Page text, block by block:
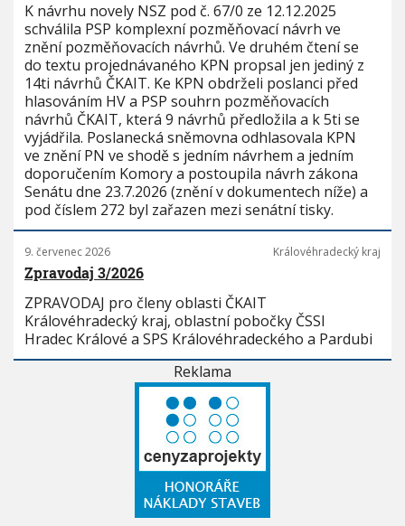
K návrhu novely NSZ pod č. 67/0 ze 12.12.2025
schválila PSP komplexní pozměňovací návrh ve
znění pozměňovacích návrhů. Ve druhém čtení se
do textu projednávaného KPN propsal jen jediný z
14ti návrhů ČKAIT. Ke KPN obdrželi poslanci před
hlasováním HV a PSP souhrn pozměňovacích
návrhů ČKAIT, která 9 návrhů předložila a k 5ti se
vyjádřila. Poslanecká sněmovna odhlasovala KPN
ve znění PN ve shodě s jedním návrhem a jedním
doporučením Komory a postoupila návrh zákona
Senátu dne 23.7.2026 (znění v dokumentech níže) a
pod číslem 272 byl zařazen mezi senátní tisky.
9. červenec 2026 Královéhradecký kraj
Zpravodaj 3/2026
ZPRAVODAJ pro členy oblasti ČKAIT
Královéhradecký kraj, oblastní pobočky ČSSI
Hradec Králové a SPS Královéhradeckého a Pardubi
Reklama